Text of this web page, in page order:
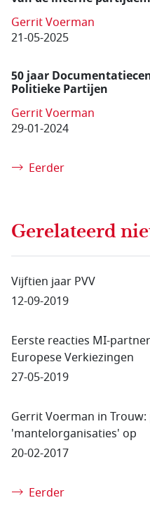
Gerrit Voerman
21-05-2025
50 jaar
Politieke Partijen
Gerrit Voerman
29-01-2024
Eerder
Gerelateerd
Vijftien jaar PVV
12-09-2019
Eerste reacties MI-
Europese Verkiezingen
27-05-2019
Gerrit Voerman in
'mantelorganisaties' op
20-02-2017
Eerder